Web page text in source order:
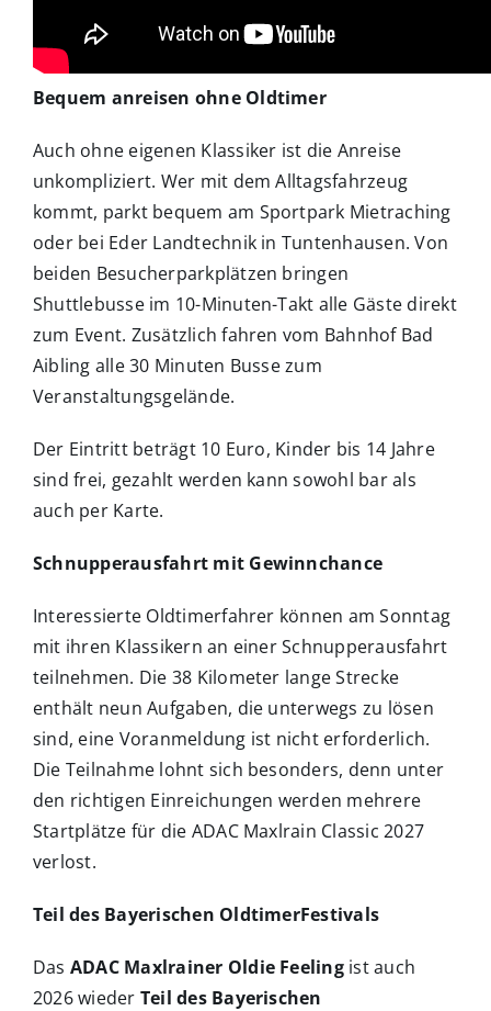
Bequem anreisen ohne Oldtimer
Auch ohne eigenen Klassiker ist die Anreise
unkompliziert. Wer mit dem Alltagsfahrzeug
kommt, parkt bequem am Sportpark Mietraching
oder bei Eder Landtechnik in Tuntenhausen. Von
beiden Besucherparkplätzen bringen
Shuttlebusse im 10-Minuten-Takt alle Gäste direkt
zum Event. Zusätzlich fahren vom Bahnhof Bad
Aibling alle 30 Minuten Busse zum
Veranstaltungsgelände.
Der Eintritt beträgt 10 Euro, Kinder bis 14 Jahre
sind frei, gezahlt werden kann sowohl bar als
auch per Karte.
Schnupperausfahrt mit Gewinnchance
Interessierte Oldtimerfahrer können am Sonntag
mit ihren Klassikern an einer Schnupperausfahrt
teilnehmen. Die 38 Kilometer lange Strecke
enthält neun Aufgaben, die unterwegs zu lösen
sind, eine Voranmeldung ist nicht erforderlich.
Die Teilnahme lohnt sich besonders, denn unter
den richtigen Einreichungen werden mehrere
Startplätze für die ADAC Maxlrain Classic 2027
verlost.
Teil des Bayerischen OldtimerFestivals
Das ADAC Maxlrainer Oldie Feeling ist auch
2026 wieder Teil des Bayerischen